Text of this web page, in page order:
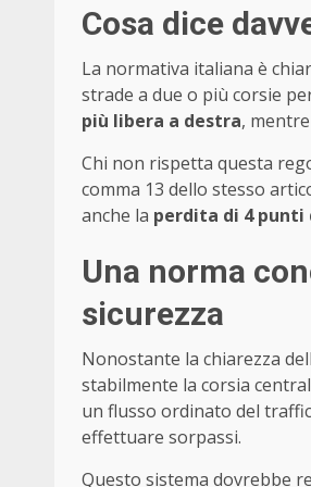
Cosa dice
La normativa italiana è
strade a due o più corsie
più libera a destra,
Chi non rispetta questa
comma 13 dello stesso
anche la perdita di 4
Una norma
sicurezza
Nonostante la chiarezza
stabilmente la corsia
un flusso ordinato del
effettuare sorpassi.
Questo sistema dovrebbe